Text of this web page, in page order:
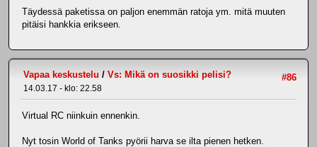
Täydessä paketissa on paljon enemmän ratoja ym. mitä muuten
pitäisi hankkia erikseen.
#86
Vapaa keskustelu / Vs: Mikä on suosikki pelisi?
14.03.17 - klo: 22.58
Virtual RC niinkuin ennenkin.
Nyt tosin World of Tanks pyörii harva se ilta pienen hetken.